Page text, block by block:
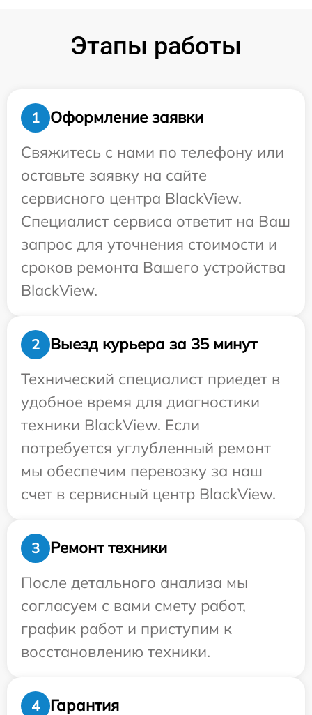
Этапы работы
1
Оформление заявки
Свяжитесь с нами по телефону или
оставьте заявку на сайте
сервисного центра BlackView.
Специалист сервиса ответит на Ваш
запрос для уточнения стоимости и
сроков ремонта Вашего устройства
BlackView.
2
Выезд курьера за 35 минут
Технический специалист приедет в
удобное время для диагностики
техники BlackView. Если
потребуется углубленный ремонт
мы обеспечим перевозку за наш
счет в сервисный центр BlackView.
3
Ремонт техники
После детального анализа мы
согласуем с вами смету работ,
график работ и приступим к
восстановлению техники.
4 Гарантия